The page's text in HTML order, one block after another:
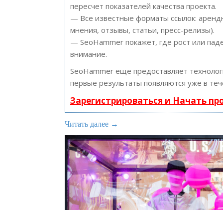
пересчет показателей качества проекта.
— Все известные форматы ссылок:
мнения, отзывы, статьи, пресс-релизы).
— SeoHammer покажет, где рост или
внимание.
SeoHammer еще предоставляет
первые результаты появляются уже в
Зарегистрироваться и Начать
Читать далее →